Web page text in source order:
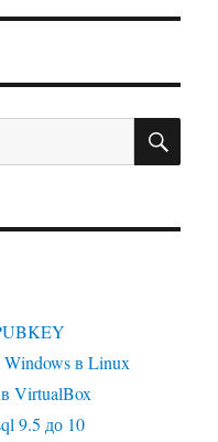
Windows в Linux
в VirtualBox
9.5 до 10